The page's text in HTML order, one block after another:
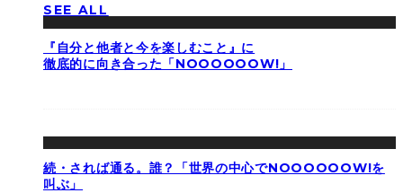
SEE ALL
『自分と他者と今を楽しむこと』に
徹底的に向き合った「NOOOOOOW!」
続・されば通る。誰？「世界の中心でNOOOOOOW!を
叫ぶ」